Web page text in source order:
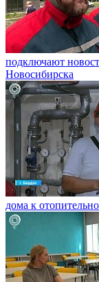
подключают
Новосибирска
дома к